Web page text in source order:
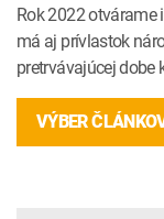
Rok 2022 otvárame
má aj prívlastok
pretrvávajúcej dobe
VÝBER